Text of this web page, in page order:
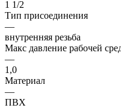
1 1/2
Тип присоединения
—
внутренняя резьба
Макс давление рабочей
—
1,0
Материал
—
ПВХ